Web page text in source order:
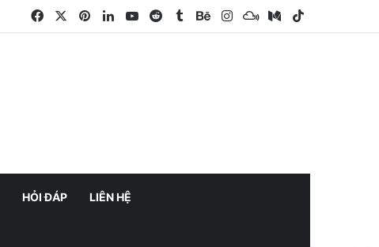
FacebookPinterestLinkedIn
YouTube
RedditTumblrBehance
InstagramMixcloud
Medium
HỎI ĐÁP LIÊN HỆ